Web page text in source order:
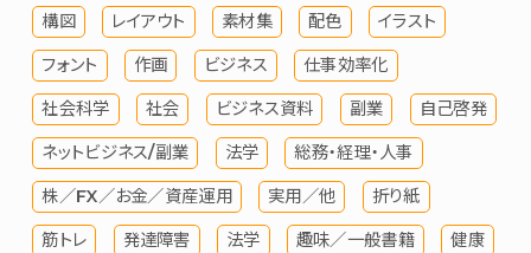
構図 レイアウト 素材集 配色 イラスト
フォント 作画 ビジネス 仕事効率化
社会科学 社会 ビジネス資料 副業 自己啓発
ネットビジネス/副業 法学 総務・経理・人事
株／FX／お金／資産運用 実用／他 折り紙
筋トレ 発達障害 法学 趣味／一般書籍 健康